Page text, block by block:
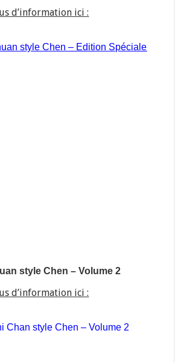
d’information ici :
style Chen – Edition Spéciale
style Chen – Volume 2
d’information ici :
Chan style Chen – Volume 2